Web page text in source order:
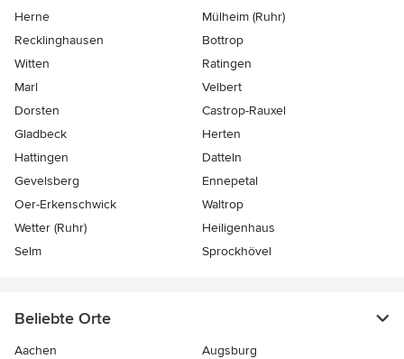
Herne
Mülheim (Ruhr)
Recklinghausen
Bottrop
Witten
Ratingen
Marl
Velbert
Dorsten
Castrop-Rauxel
Gladbeck
Herten
Hattingen
Datteln
Gevelsberg
Ennepetal
Oer-Erkenschwick
Waltrop
Wetter (Ruhr)
Heiligenhaus
Selm
Sprockhövel
Beliebte Orte
Aachen
Augsburg